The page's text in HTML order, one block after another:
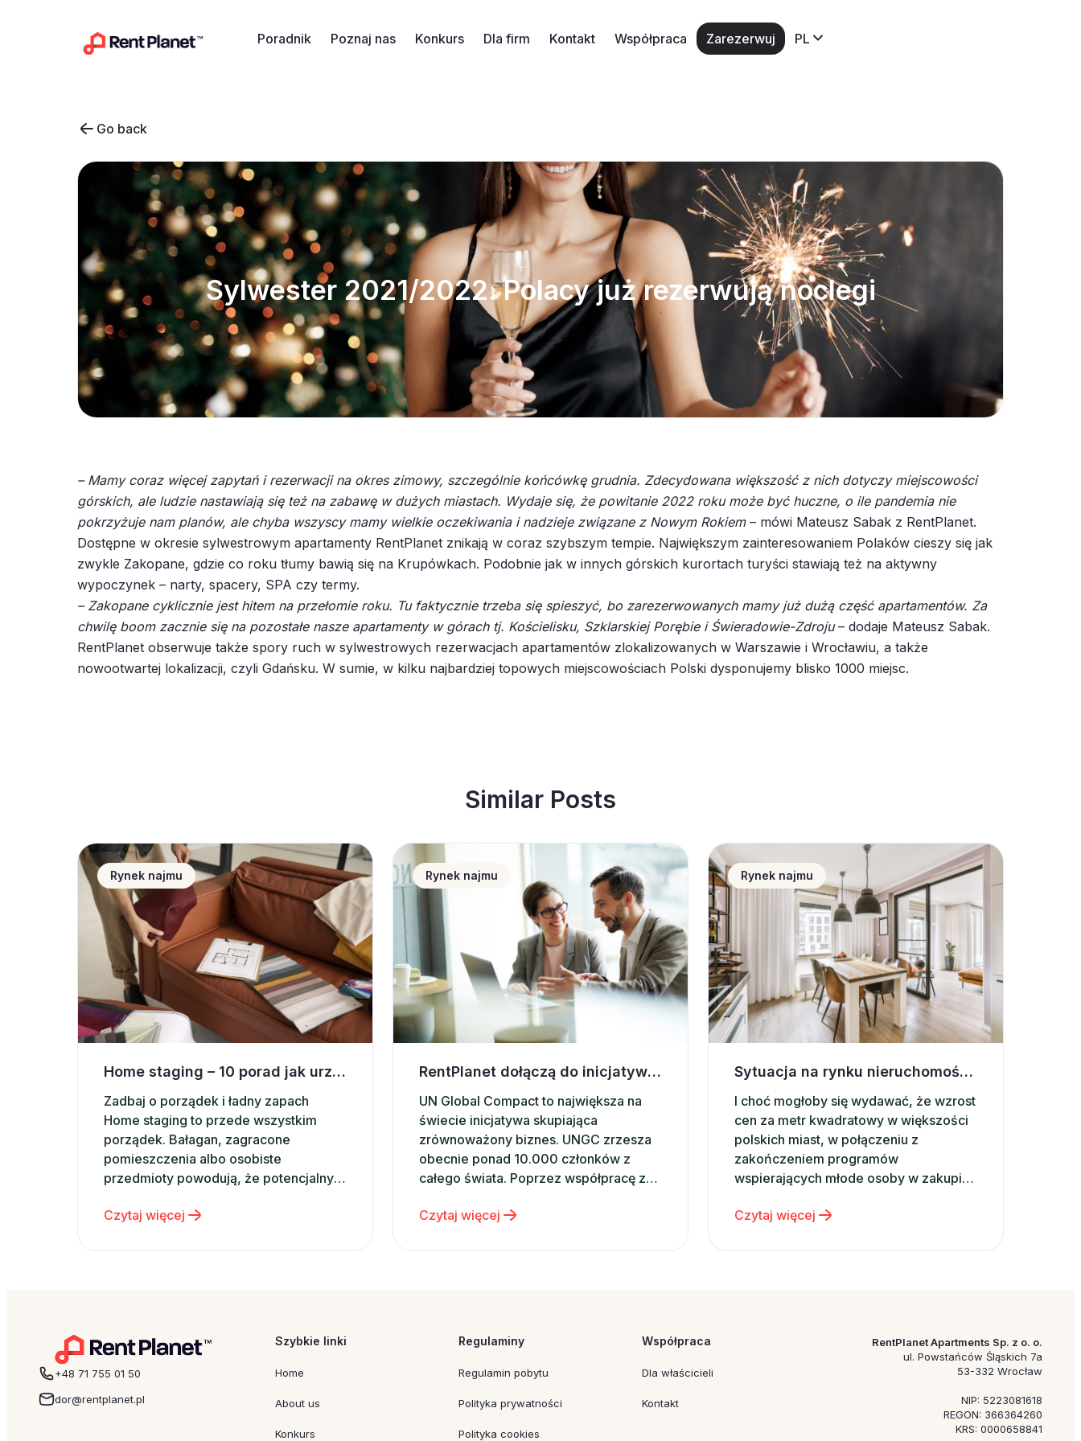
Poradnik
Poznaj nas Konkurs Dla firm Kontakt Współpraca Zarezerwuj PL
Go back
Sylwester 2021/2022. Polacy już rezerwują noclegi
– Mamy coraz więcej zapytań i rezerwacji na okres zimowy, szczególnie końcówkę grudnia. Zdecydowana większość z nich dotyczy miejscowości
górskich, ale ludzie nastawiają się też na zabawę w dużych miastach. Wydaje się, że powitanie 2022 roku może być huczne, o ile pandemia nie
pokrzyżuje nam planów, ale chyba wszyscy mamy wielkie oczekiwania i nadzieje związane z Nowym Rokiem– mówi Mateusz Sabak z RentPlanet.
Dostępne w okresie sylwestrowym apartamenty RentPlanet znikają w coraz szybszym tempie. Największym zainteresowaniem Polaków cieszy się jak
zwykle Zakopane, gdzie co roku tłumy bawią się na Krupówkach. Podobnie jak w innych górskich kurortach turyści stawiają też na aktywny
wypoczynek – narty, spacery, SPA czy termy.
– Zakopane cyklicznie jest hitem na przełomie roku. Tu faktycznie trzeba się spieszyć, bo zarezerwowanych mamy już dużą część apartamentów. Za
chwilę boom zacznie się na pozostałe nasze apartamenty w górach tj. Kościelisku, Szklarskiej Porębie i Świeradowie-Zdroju– dodaje Mateusz Sabak.
RentPlanet obserwuje także spory ruch w sylwestrowych rezerwacjach apartamentów zlokalizowanych w Warszawie i Wrocławiu, a także
nowootwartej lokalizacji, czyli Gdańsku. W sumie, w kilku najbardziej topowych miejscowościach Polski dysponujemy blisko 1000 miejsc.
Similar Posts
Home staging &#8211; 10 porad jak urządzić wnętrze pod wynajem krótkoterminowy
Rynek najmu
Home staging – 10 porad jak urządzić wnętrze pod wynajem krótkoterminowy
Zadbaj o porządek i ładny zapach
Home staging to przede wszystkim
porządek. Bałagan, zagracone
pomieszczenia albo osobiste
przedmioty powodują, że potencjalny
oferty. Zadbaj więc o to, aby
uporządkowany i gotowy do
przewietrzyć mieszkanie lub…
Czytaj więcej
RentPlanet dołączą do inicjatywy UN Global Compact
Rynek najmu
RentPlanet dołączą do inicjatywy UN Global Compact
UN Global Compact to największa na
świecie inicjatywa skupiająca
zrównoważony biznes. UNGC zrzesza
obecnie ponad 10.000 członków z
całego świata. Poprzez współpracę z
organizacjami, firmami i instytucjami
stając się katalizatorem globalnych
prowadzi…
Czytaj więcej
Sytuacja na rynku nieruchomości a wynajem
Rynek najmu
Sytuacja na rynku nieruchomości a wynajem krótkoterminowy
I choć mogłoby się wydawać, że wzrost
cen za metr kwadratowy w większości
polskich miast, w połączeniu z
zakończeniem programów
wspierających młode osoby w zakupie
wpływ na rynkowe tendencje, z opinii
powinna mieć miejsca. Zgodnie z
Czytaj więcej
+48 71 755 01 50
dor@rentplanet.pl
Szybkie linki
Home
About us
Konkurs
Regulaminy
Regulamin pobytu
Polityka prywatności
Polityka cookies
Współpraca
Dla właścicieli
Kontakt
RentPlanet Apartments Sp. z o. o.
ul. Powstańców Śląskich 7a
53-332 Wrocław
NIP: 5223081618
REGON: 366364260
KRS: 0000658841